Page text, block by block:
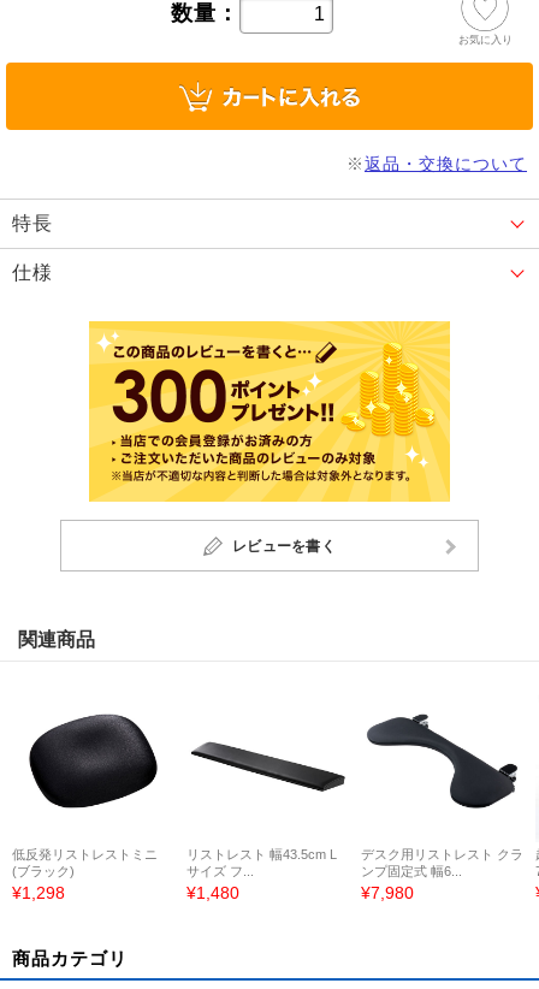
数量：
お気に入り
※返品・交換について
特長
仕様
レビューを書く
関連商品
低反発リストレストミニ
(ブラック)
¥1,298
リストレスト 幅43.5cm L
サイズ フ...
¥1,480
デスク用リストレスト クラ
ンプ固定式 幅6...
¥7,980
商品カテゴリ